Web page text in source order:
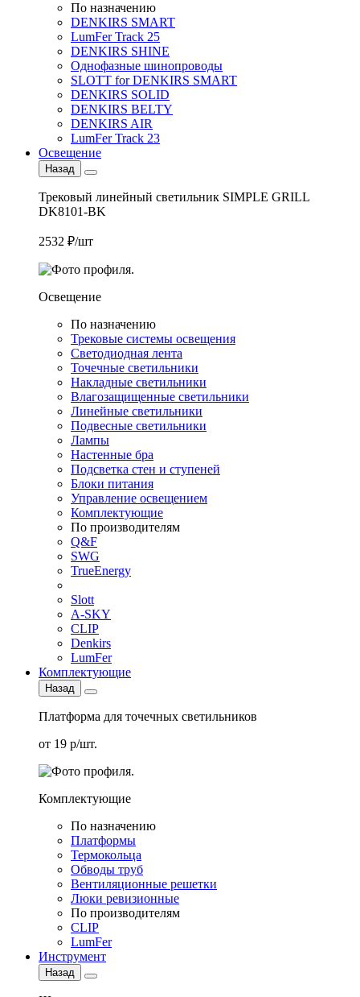
По назначению
DENKIRS SMART
LumFer Track 25
DENKIRS SHINE
Однофазные шинопроводы
SLOTT for DENKIRS SMART
DENKIRS SOLID
DENKIRS BELTY
DENKIRS AIR
LumFer Track 23
Освещение
Назад
Трековый линейный светильник SIMPLE GRILL
DK8101-BK
2532 ₽/шт
Освещение
По назначению
Трековые системы освещения
Светодиодная лента
Точечные светильники
Накладные светильники
Влагозащищенные светильники
Линейные светильники
Подвесные светильники
Лампы
Настенные бра
Подсветка стен и ступеней
Блоки питания
Управление освещением
Комплектующие
По производителям
Q&F
SWG
TrueEnergy
Slott
A-SKY
CLIP
Denkirs
LumFer
Комплектующие
Назад
Платформа для точечных светильников
от 19 р/шт.
Комплектующие
По назначению
Платформы
Термокольца
Обводы труб
Вентиляционные решетки
Люки ревизионные
По производителям
CLIP
LumFer
Инструмент
Назад